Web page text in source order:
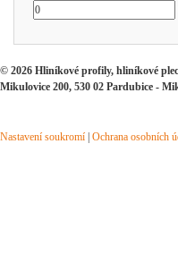
© 2026 Hliníkové profily, hliníkové
Mikulovice 200, 530 02 Pardubice -
Nastavení soukromí Ochrana osobních